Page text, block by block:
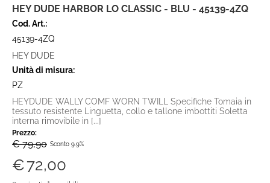
HEY DUDE HARBOR LO CLASSIC - BLU - 45139-4ZQ
Cod. Art.:
45139-4ZQ
HEY DUDE
Unità di misura:
PZ
HEYDUDE WALLY COMF WORN TWILL Specifiche Tomaia in
tessuto resistente Linguetta, collo e tallone imbottiti Soletta
interna rimovibile in [...]
Prezzo:
€ 79,90 Sconto 9.9%
€72,00